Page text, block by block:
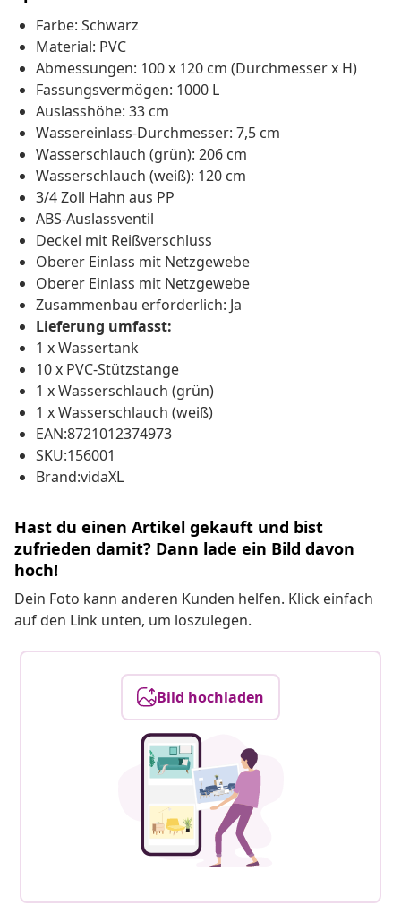
Farbe: Schwarz
Material: PVC
Abmessungen: 100 x 120 cm (Durchmesser x H)
Fassungsvermögen: 1000 L
Auslasshöhe: 33 cm
Wassereinlass-Durchmesser: 7,5 cm
Wasserschlauch (grün): 206 cm
Wasserschlauch (weiß): 120 cm
3/4 Zoll Hahn aus PP
ABS-Auslassventil
Deckel mit Reißverschluss
Oberer Einlass mit Netzgewebe
Oberer Einlass mit Netzgewebe
Zusammenbau erforderlich: Ja
Lieferung umfasst:
1 x Wassertank
10 x PVC-Stützstange
1 x Wasserschlauch (grün)
1 x Wasserschlauch (weiß)
EAN:8721012374973
SKU:156001
Brand:vidaXL
Hast du einen Artikel gekauft und bist
zufrieden damit? Dann lade ein Bild davon
hoch!
Dein Foto kann anderen Kunden helfen. Klick einfach
auf den Link unten, um loszulegen.
Bild hochladen